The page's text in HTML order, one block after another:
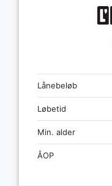
Lånebeløb
Løbetid
Min. alder
ÅOP